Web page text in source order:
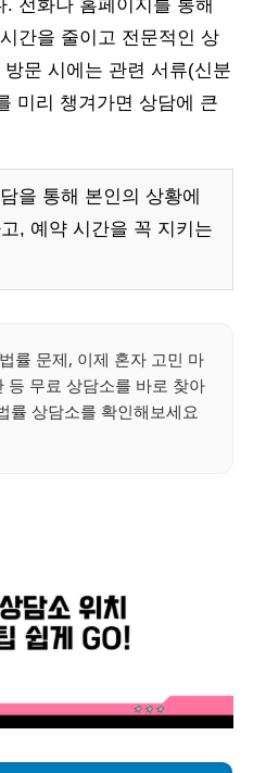
전화나 홈페이지를 통해
간을 줄이고 전문적인 상
문 시에는 관련 서류(신분
미리 챙겨가면 상담에 큰
을 통해 본인의 상황에
, 예약 시간을 꼭 지키는
률 문제, 이제 혼자 고민 마
등 무료 상담소를 바로 찾아
률 상담소를 확인해보세요